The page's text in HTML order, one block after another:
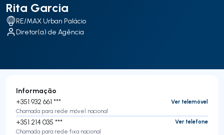
Rita Garcia
RE/MAX Urban Palácio
Diretor(a) de Agência
Informação
+351 932 661 ***
Ver telemóvel
Chamada para rede móvel nacional
+351 214 035 ***
Ver telefone
Chamada para rede fixa nacional